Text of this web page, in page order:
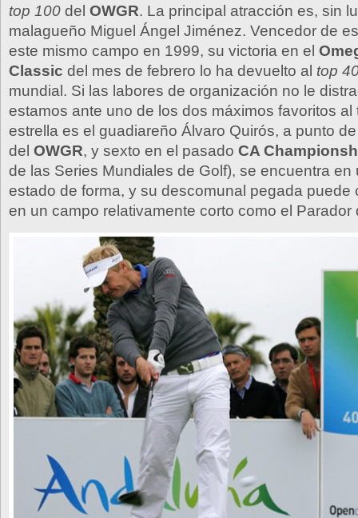
top 100 del OWGR. La principal atracción es, sin
malagueño Miguel Ángel Jiménez. Vencedor de
este mismo campo en 1999, su victoria en el
Classic del mes de febrero lo ha devuelto al top
mundial. Si las labores de organización no le
estamos ante uno de los dos máximos favoritos al
estrella es el guadiareño Álvaro Quirós, a punto
del OWGR, y sexto en el pasado CA
de las Series Mundiales de Golf), se encuentra en
estado de forma, y su descomunal pegada puede
en un campo relativamente corto como el Parador